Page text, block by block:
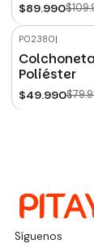
$89.990
P02380|
Poliéster
$49.990
Síguenos